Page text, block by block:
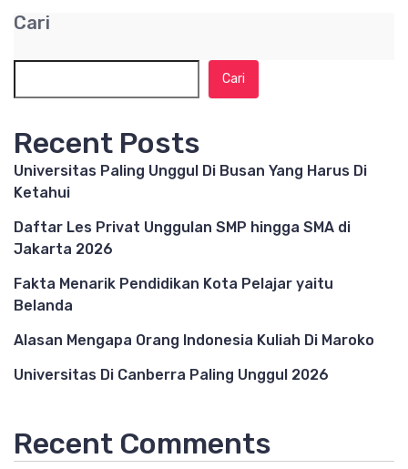
Cari
Cari
Recent Posts
Universitas Paling Unggul Di Busan Yang Harus Di
Ketahui
Daftar Les Privat Unggulan SMP hingga SMA di
Jakarta 2026
Fakta Menarik Pendidikan Kota Pelajar yaitu
Belanda
Alasan Mengapa Orang Indonesia Kuliah Di Maroko
Universitas Di Canberra Paling Unggul 2026
Recent Comments